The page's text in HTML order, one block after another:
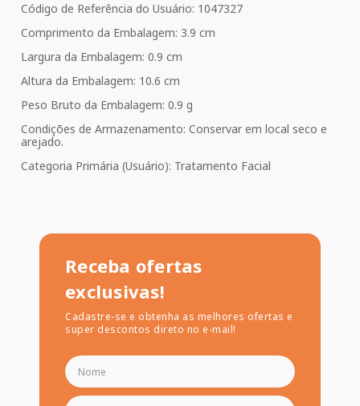
Código de Referência do Usuário: 1047327
Comprimento da Embalagem: 3.9 cm
Largura da Embalagem: 0.9 cm
Altura da Embalagem: 10.6 cm
Peso Bruto da Embalagem: 0.9 g
Condições de Armazenamento: Conservar em local seco e
arejado.
Categoria Primária (Usuário): Tratamento Facial
Receba ofertas
exclusivas!
Cadastre-se e obtenha as melhores ofertas e
super descontos direto no e-mail!